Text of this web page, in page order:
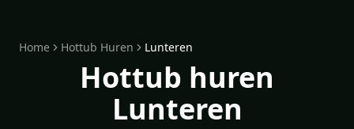
Home Hottub Huren Lunteren
Hottub huren
Lunteren